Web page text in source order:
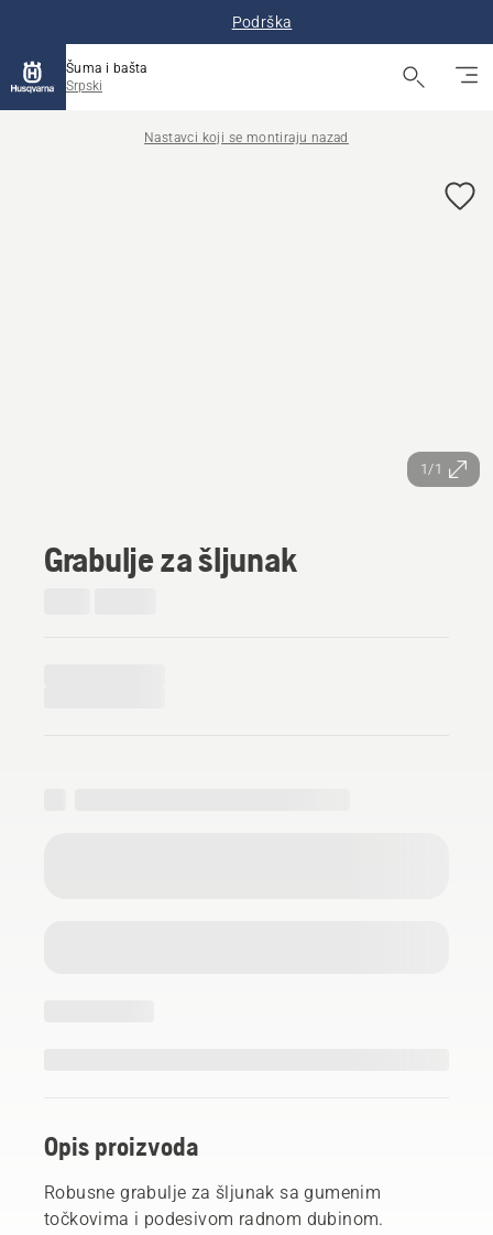
Podrška
Šuma i bašta
Srpski
Nastavci koji se montiraju nazad
1/1
Grabulje za šljunak
Opis proizvoda
Robusne grabulje za šljunak sa gumenim
točkovima i podesivom radnom dubinom.